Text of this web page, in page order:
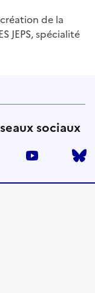
de la
JEPS, spécialité
sociaux
instagram youtube